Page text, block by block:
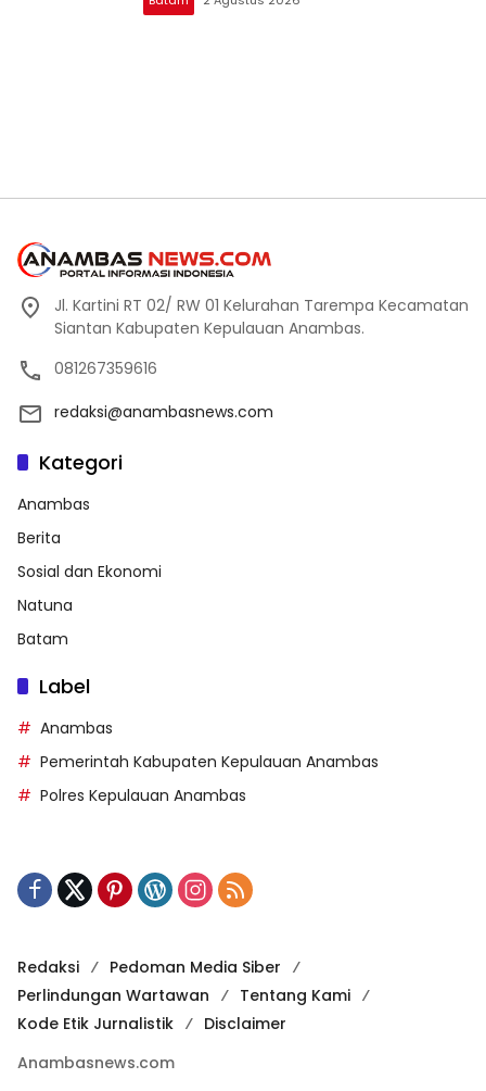
Jl. Kartini RT 02/ RW 01 Kelurahan Tarempa Kecamatan
Siantan Kabupaten Kepulauan Anambas.
081267359616
redaksi@anambasnews.com
Kategori
Anambas
Berita
Sosial dan Ekonomi
Natuna
Batam
Label
Anambas
Pemerintah Kabupaten Kepulauan Anambas
Polres Kepulauan Anambas
Redaksi
Pedoman Media Siber
Perlindungan Wartawan
Tentang Kami
Kode Etik Jurnalistik
Disclaimer
Anambasnews.com